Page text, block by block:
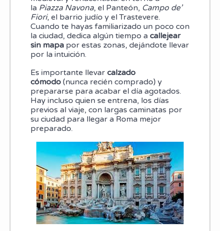
la Piazza Navona, el Panteón, Campo de’
Fiori, el barrio judío y el Trastevere.
Cuando te hayas familiarizado un poco con
la ciudad, dedica algún tiempo a callejear
sin mapapor estas zonas, dejándote llevar
por la intuición.
Es importante llevar calzado
cómodo(nunca recién comprado) y
prepararse para acabar el día agotados.
Hay incluso quien se entrena, los días
previos al viaje, con largas caminatas por
su ciudad para llegar a Roma mejor
preparado.